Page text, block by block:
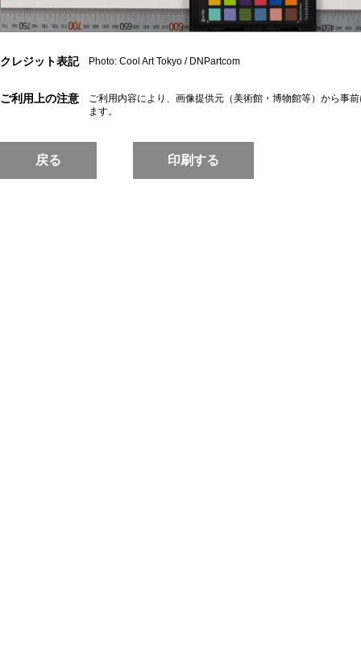
クレジット表記 Photo: Cool Art Tokyo / DNPartcom
ご利用上の注意
ご利用内容により、画像提供元（美術館・博物館等）から事
ます。
戻る 印刷する